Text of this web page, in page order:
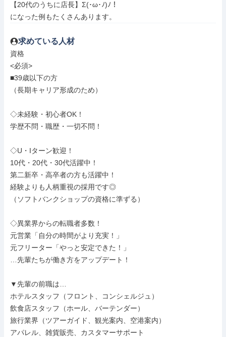
【20代のうちに店長】Σ(･ω･ﾉ)ﾉ！
になった例もたくさんあります。
求めている人材
資格
<必須>
■39歳以下の方
（長期キャリア形成のため）
◇未経験・初心者OK！
学歴不問・職歴・一切不問！
◇U・Iターン歓迎！
10代・20代・30代活躍中！
第二新卒・高卒者の方も活躍中！
経験よりも人柄重視の採用です◎
（ソフトバンクショップの資格に準ずる）
◇異業界からの転職者多数！
元営業「自分の時間がより充実！」
元フリーター「やっと安定できた！」
…先輩たちが働き方をアップデート！
▼先輩の前職は…
ホテルスタッフ（フロント、コンシェルジュ）
飲食店スタッフ（ホール、バーテンダー）
旅行業界（ツアーガイド、観光案内、空港案内）
アパレル、雑貨販売、カスタマーサポート